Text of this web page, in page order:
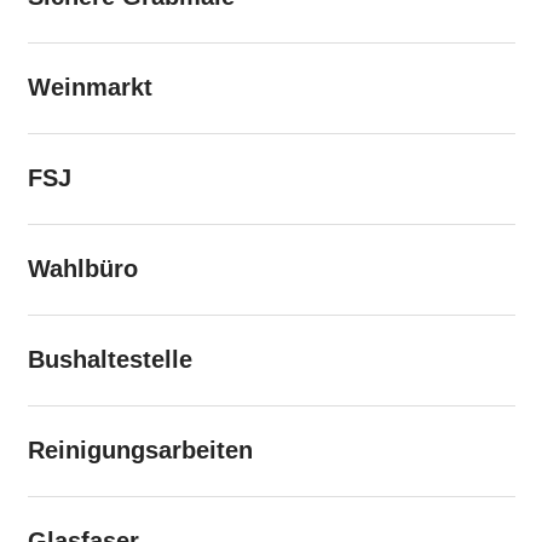
Weinmarkt
FSJ
Wahlbüro
Bushaltestelle
Reinigungsarbeiten